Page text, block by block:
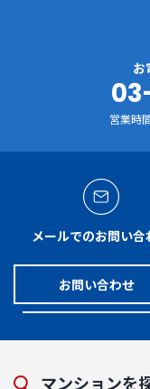
お
営業時
メールでのお問い合
お問い合わせ
マンションを